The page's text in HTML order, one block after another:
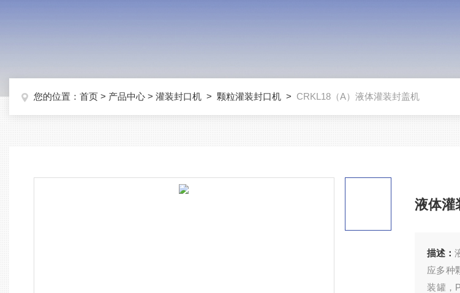
您的位置： 首页 > 产品中心 > 灌装封口机 > 颗粒灌装封口机 > CRKL18（A）液体灌装封盖机
液体灌
描述：
应多种
装罐，